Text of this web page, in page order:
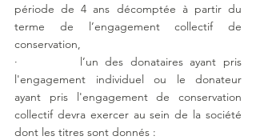
période de 4 ans décomptée à partir du
terme de l’engagement collectif de
conservation,
·         l’un des donataires ayant pris
l'engagement individuel ou le donateur
ayant pris l'engagement de conservation
collectif devra exercer au sein de la société
dont les titres sont donnés :